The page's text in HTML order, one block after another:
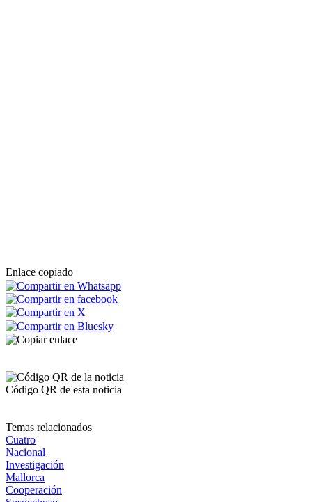
Enlace copiado
Código QR de esta noticia
Temas relacionados
Cuatro
Nacional
Investigación
Mallorca
Cooperación